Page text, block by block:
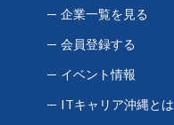
企業一覧を見る
会員登録する
イベント情報
ITキャリア沖縄とは